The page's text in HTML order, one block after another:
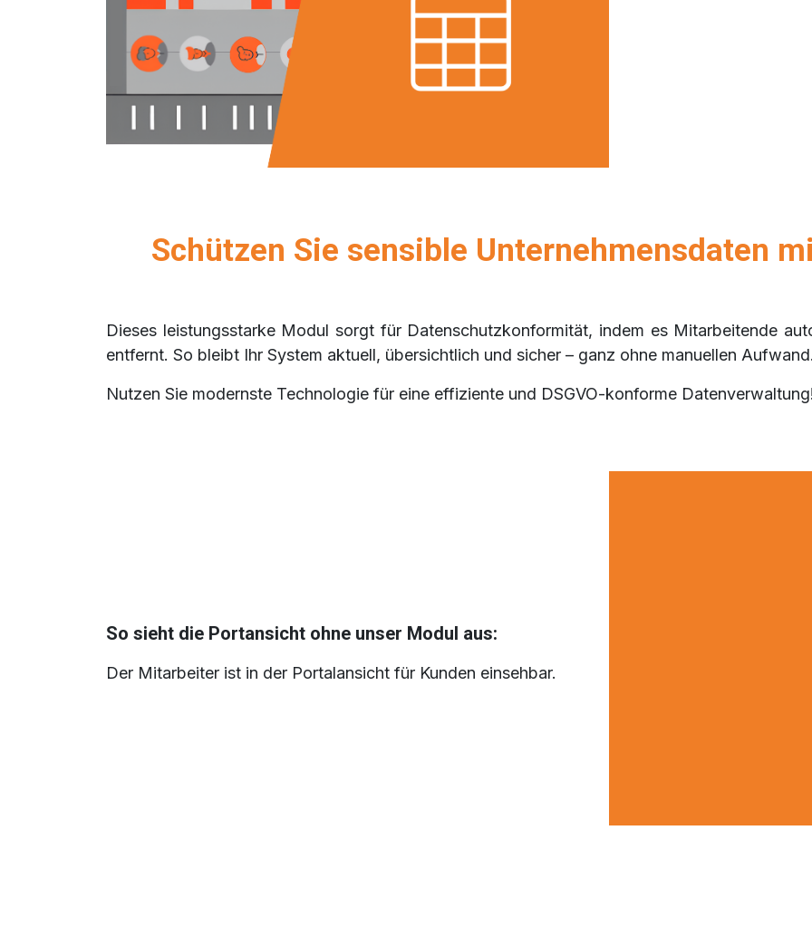
Schützen Sie sensible Unternehmensdaten
Dieses leistungsstarke Modul sorgt für Datenschutzkonformität, indem es Mitarbeitende
entfernt. So bleibt Ihr System aktuell, übersichtlich und sicher – ganz ohne manuellen
Nutzen Sie modernste Technologie für eine effiziente und DSGVO-konforme
So sieht die Portansicht ohne unser Modul aus:
Der Mitarbeiter ist in der Portalansicht für Kunden einsehbar.